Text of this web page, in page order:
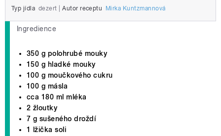
Typ jídla dezert Autor receptu Mirka Kuntzmannová
Ingredience
350 g polohrubé mouky
150 g hladké mouky
100 g moučkového cukru
100 g másla
cca 180 ml mléka
2 žloutky
7 g sušeného droždí
1 lžička soli